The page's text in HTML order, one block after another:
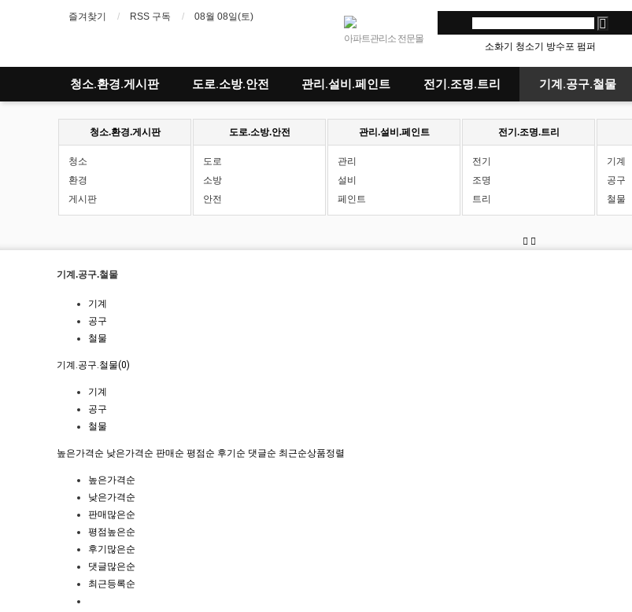
즐겨찾기 RSS 구독 08월 08일(토)
아파트관리소 전문몰
소화기 청소기 방수포 펌퍼
청소.환경.게시판 도로.소방.안전 관리.설비.페인트 전기.조명.트리 기계.공구.철물
청소.환경.게시판
청소
환경
게시판
도로.소방.안전
도로
소방
안전
관리.설비.페인트
관리
설비
페인트
전기.조명.트리
전기
조명
트리
기계
공구
철물
기계.공구.철물
기계
공구
철물
기계.공구.철물(0)
기계
공구
철물
높은가격순 낮은가격순 판매순 평점순 후기순 댓글순 최근순상품정렬
높은가격순
낮은가격순
판매많은순
평점높은순
후기많은순
댓글많은순
최근등록순